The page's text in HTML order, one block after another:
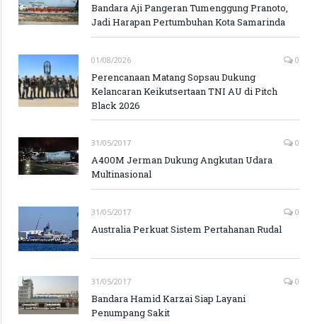
Bandara Aji Pangeran Tumenggung Pranoto,
Jadi Harapan Pertumbuhan Kota Samarinda
01/08/2026 0
Perencanaan Matang Sopsau Dukung
Kelancaran Keikutsertaan TNI AU di Pitch
Black 2026
31/05/2017 0
A400M Jerman Dukung Angkutan Udara
Multinasional
31/05/2017 0
Australia Perkuat Sistem Pertahanan Rudal
31/05/2017 0
Bandara Hamid Karzai Siap Layani
Penumpang Sakit